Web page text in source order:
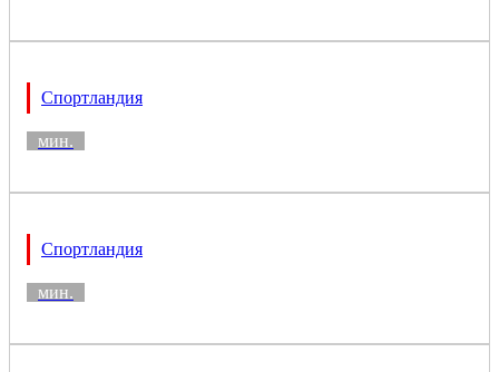
Спортландия
мин.
Спортландия
мин.